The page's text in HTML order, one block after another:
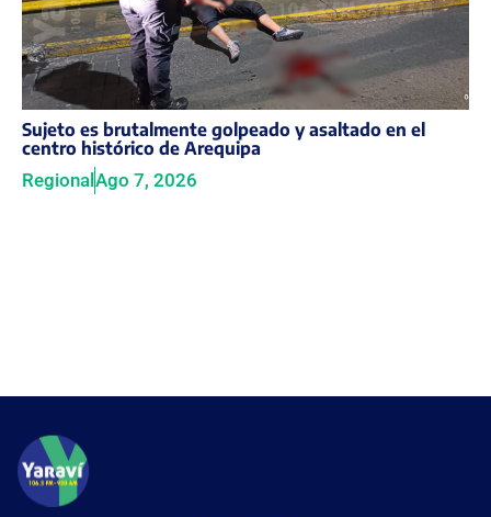
Sujeto es brutalmente golpeado y asaltado en el
centro histórico de Arequipa
RegionalAgo 7, 2026